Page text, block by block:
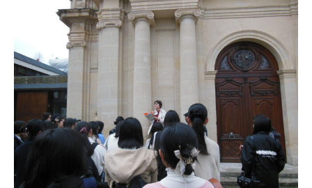
入試情報
お知らせ
スクールライフ
交通アクセス お問い合わせ